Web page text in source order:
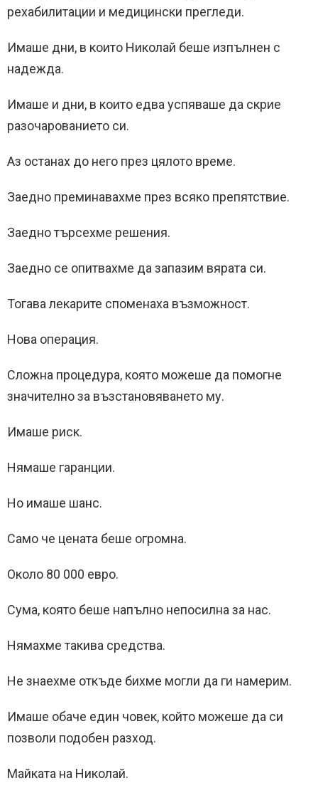
рехабилитации и медицински прегледи.
Имаше дни, в които Николай беше изпълнен с
надежда.
Имаше и дни, в които едва успяваше да скрие
разочарованието си.
Аз останах до него през цялото време.
Заедно преминавахме през всяко препятствие.
Заедно търсехме решения.
Заедно се опитвахме да запазим вярата си.
Тогава лекарите споменаха възможност.
Нова операция.
Сложна процедура, която можеше да помогне
значително за възстановяването му.
Имаше риск.
Нямаше гаранции.
Но имаше шанс.
Само че цената беше огромна.
Около 80 000 евро.
Сума, която беше напълно непосилна за нас.
Нямахме такива средства.
Не знаехме откъде бихме могли да ги намерим.
Имаше обаче един човек, който можеше да си
позволи подобен разход.
Майката на Николай.